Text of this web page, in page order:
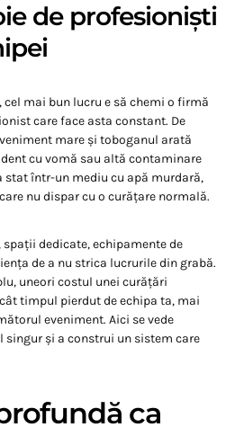
de profesioniști
mai bun lucru e să chemi o firmă
care face asta constant. De
mare și toboganul arată
cu vomă sau altă contaminare
stat într-un mediu cu apă murdară,
nu dispar cu o curățare normală.
dedicate, echipamente de
de a nu strica lucrurile din grabă.
uneori costul unei curățări
timpul pierdut de echipa ta, mai
eveniment. Aici se vede
și a construi un sistem care
ca